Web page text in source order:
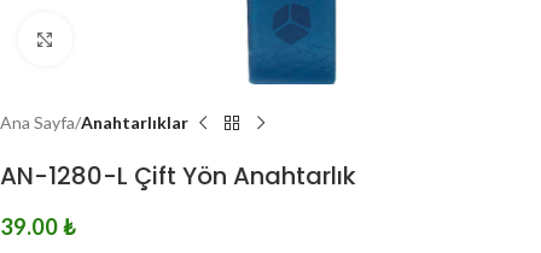
Ana Sayfa Anahtarlıklar
AN-1280-L Çift Yön Anahtarlık
39.00₺